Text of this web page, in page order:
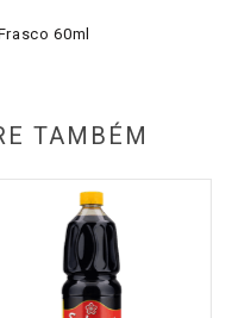
60ml
TAMBÉM